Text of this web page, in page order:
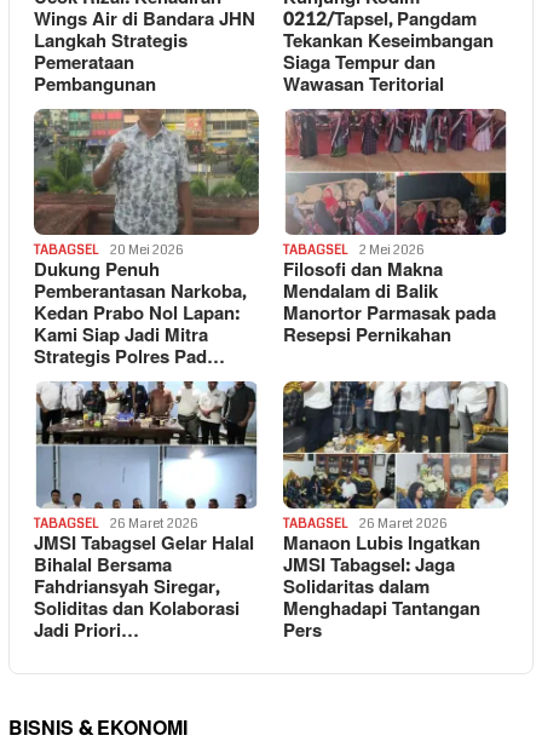
Wings Air di Bandara JHN
Langkah Strategis
Pemerataan
Pembangunan
0212/Tapsel, Pangdam
Tekankan Keseimbangan
Siaga Tempur dan
Wawasan Teritorial
TABAGSEL 20 Mei 2026
Dukung Penuh
Pemberantasan Narkoba,
Kedan Prabo Nol Lapan:
Kami Siap Jadi Mitra
Strategis Polres Pad…
TABAGSEL 2 Mei 2026
Filosofi dan Makna
Mendalam di Balik
Manortor Parmasak pada
Resepsi Pernikahan
TABAGSEL 26 Maret 2026
JMSI Tabagsel Gelar Halal
Bihalal Bersama
Fahdriansyah Siregar,
Soliditas dan Kolaborasi
Jadi Priori…
TABAGSEL 26 Maret 2026
Manaon Lubis Ingatkan
JMSI Tabagsel: Jaga
Solidaritas dalam
Menghadapi Tantangan
Pers
BISNIS & EKONOMI